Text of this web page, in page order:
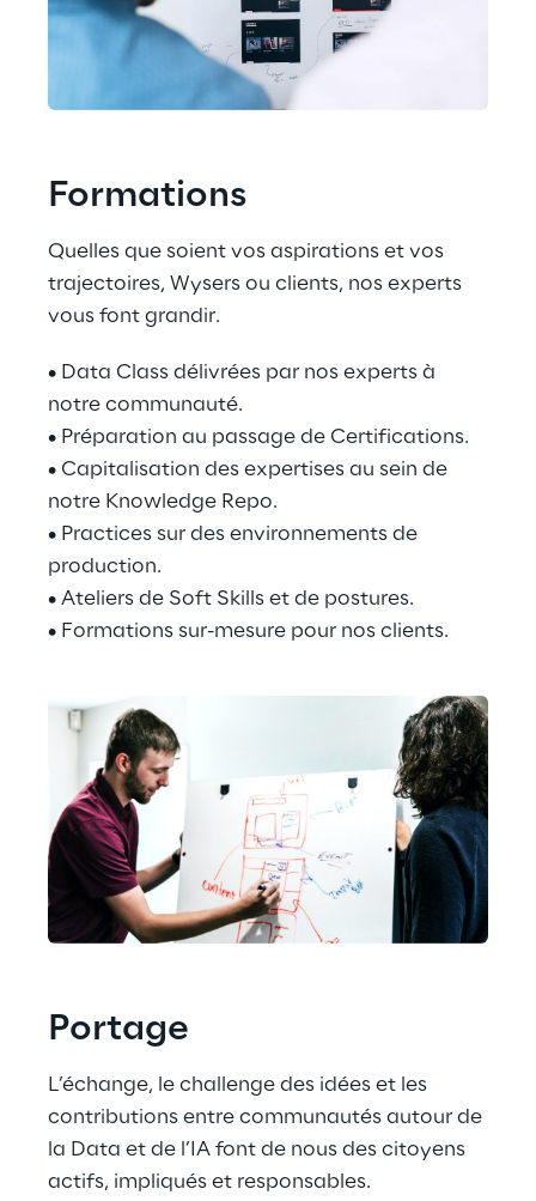
Formations
Quelles que soient vos aspirations et vos
trajectoires, Wysers ou clients, nos experts
vous font grandir.
• Data Class délivrées par nos experts à
notre communauté.
• Préparation au passage de Certifications.
• Capitalisation des expertises au sein de
notre Knowledge Repo.
• Practices sur des environnements de
production.
• Ateliers de Soft Skills et de postures.
• Formations sur-mesure pour nos clients.
Portage
L’échange, le challenge des idées et les
contributions entre communautés autour de
la Data et de l’IA font de nous des citoyens
actifs, impliqués et responsables.